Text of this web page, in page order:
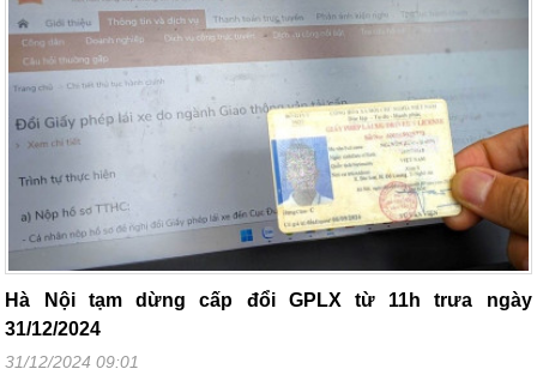
Hà Nội tạm dừng cấp đổi GPLX từ 11h trưa ngày
31/12/2024
31/12/2024 09:01